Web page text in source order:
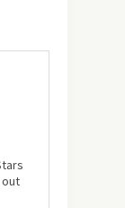
out